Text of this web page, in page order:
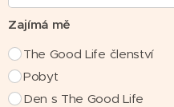
Zajímá mě
The Good Life členství
Pobyt
Den s The Good Life